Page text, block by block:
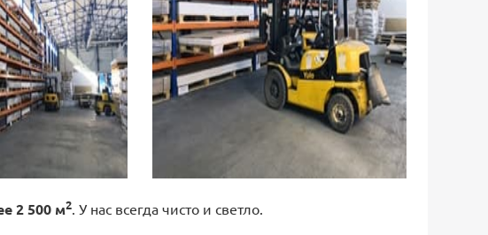
2 500 м2. У нас всегда чисто и светло.